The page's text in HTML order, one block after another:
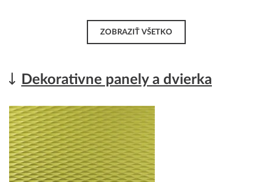
ZOBRAZIŤ VŠETKO
Dekorativne panely a dvierka